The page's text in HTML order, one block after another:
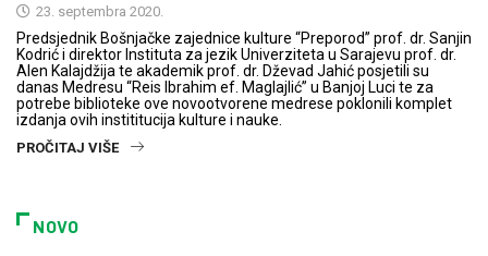
23. septembra 2020.
Predsjednik Bošnjačke zajednice kulture “Preporod” prof. dr. Sanjin
Kodrić i direktor Instituta za jezik Univerziteta u Sarajevu prof. dr.
Alen Kalajdžija te akademik prof. dr. Dževad Jahić posjetili su
danas Medresu “Reis Ibrahim ef. Maglajlić” u Banjoj Luci te za
potrebe biblioteke ove novootvorene medrese poklonili komplet
izdanja ovih instititucija kulture i nauke.
PROČITAJ VIŠE
NOVO